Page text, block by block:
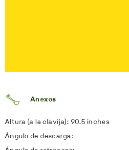
Anexos
Altura (a la clavija): 90.5 inches
Ángulo de descarga: -